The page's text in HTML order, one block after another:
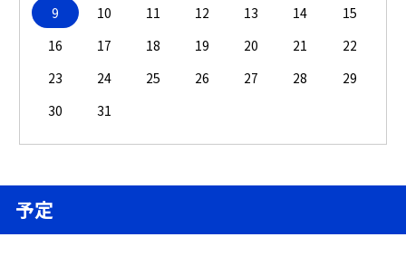
9
10 11 12 13 14
15
16
17 18 19 20 21
22
23
24 25 26 27 28
29
30
31
予定